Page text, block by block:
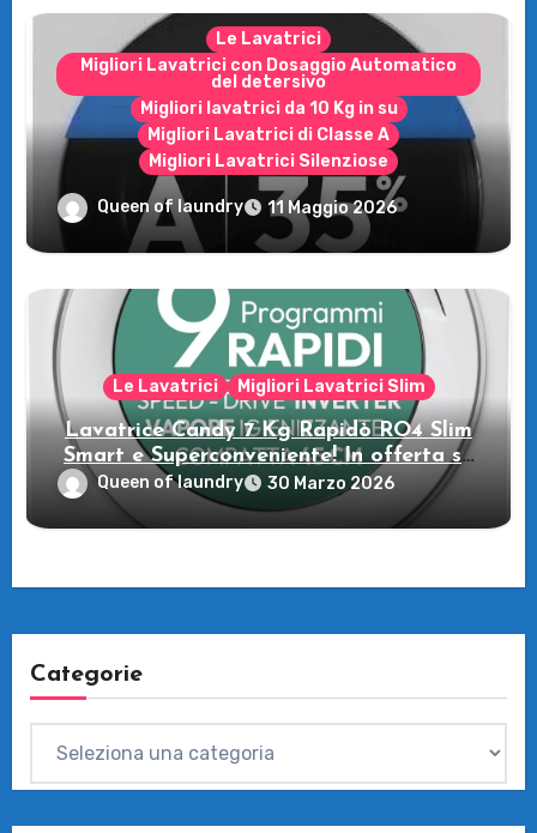
Le Lavatrici
Migliori Lavatrici con Dosaggio Automatico
del detersivo
Migliori lavatrici da 10 Kg in su
Migliori Lavatrici di Classe A
Migliori Lavatrici Silenziose
Recensione della Lavatrice Candy
MultiWash: Innovazione e flessibilità a
casa tua!
Queen of laundry 11 Maggio 2026
Le Lavatrici Migliori Lavatrici Slim
Lavatrice Candy 7 Kg Rapidò RO4 Slim
Smart e Superconveniente! In offerta su
Amazon
Queen of laundry 30 Marzo 2026
Categorie